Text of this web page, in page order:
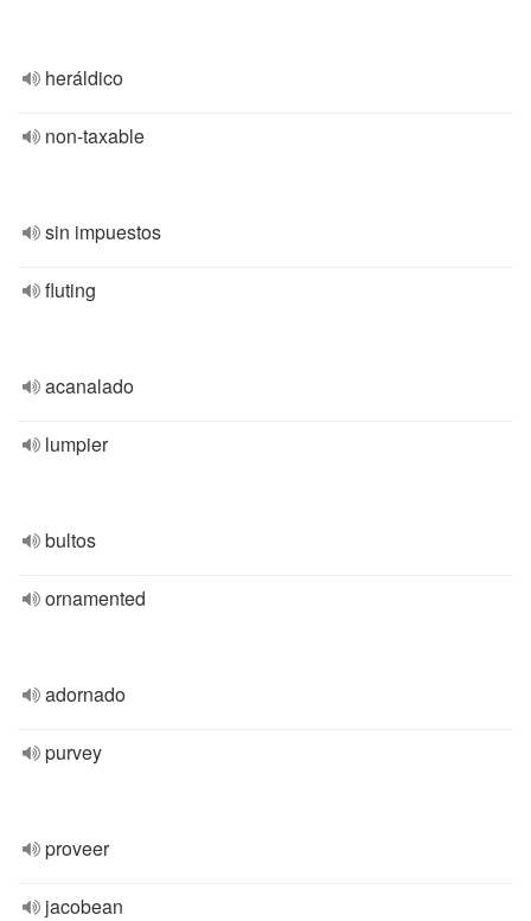
heráldico
non-taxable
sin impuestos
fluting
acanalado
lumpier
bultos
ornamented
adornado
purvey
proveer
jacobean